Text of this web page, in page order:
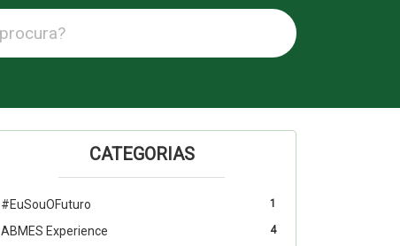
CATEGORIAS
1
#EuSouOFuturo
4
ABMES Experience